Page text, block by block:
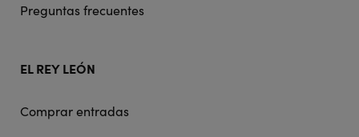
Preguntas frecuentes
EL REY LEÓN
Comprar entradas